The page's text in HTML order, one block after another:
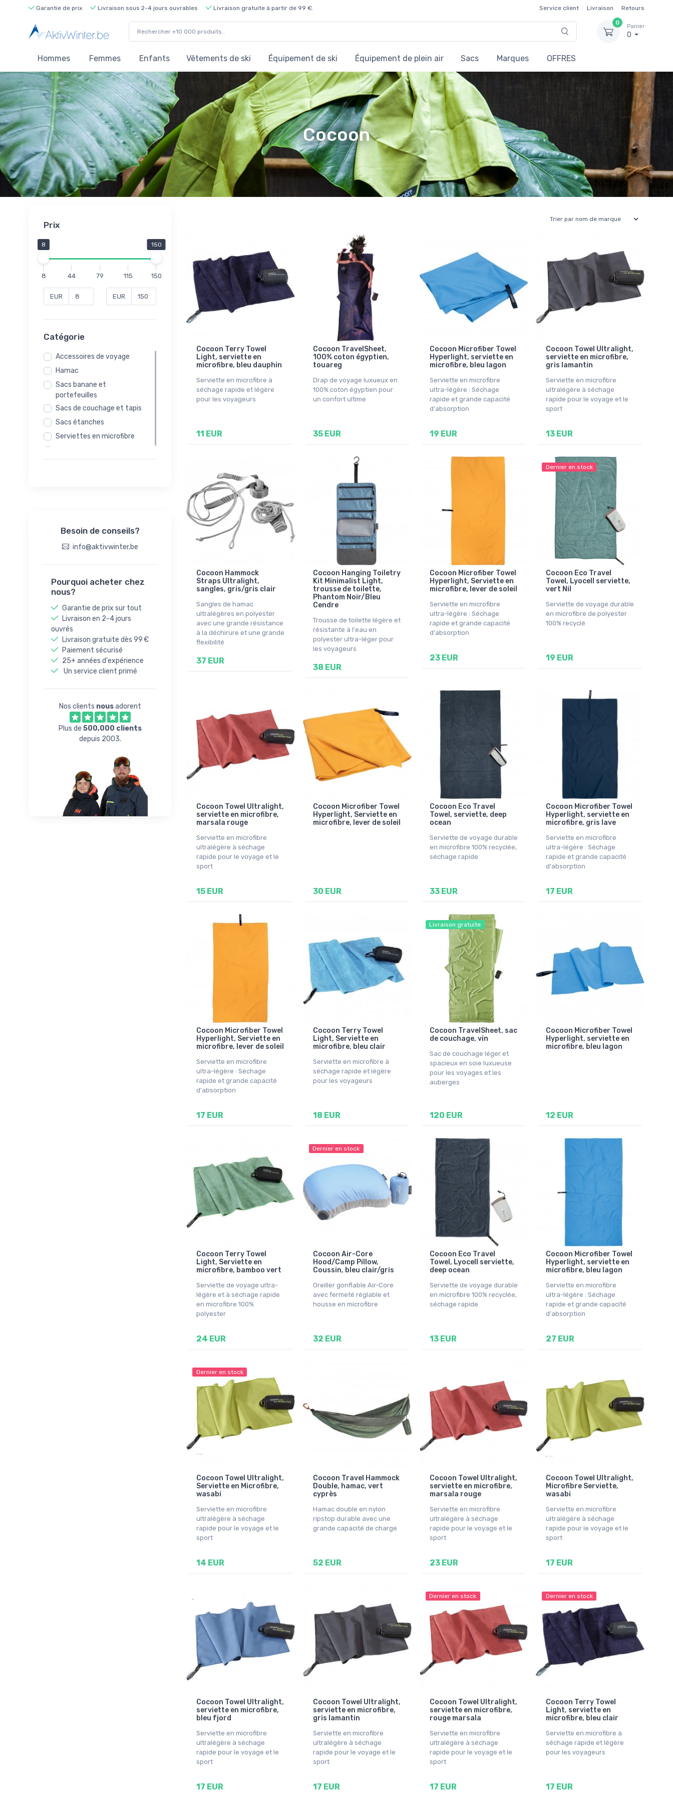
Garantie de prix Livraison sous 2-4 jours ouvrables Livraison gratuite à partir de 99 €. Service client Livraison Retours
0
Panier
0
Hommes Femmes Enfants Vêtements de ski Équipement de ski Équipement de plein air Sacs Marques OFFRES
Cocoon
Prix
8 150
8 44 79 115 150
EUR EUR
Catégorie
Accessoires de voyage
Hamac
Sacs banane et
portefeuilles
Sacs de couchage et tapis
Sacs étanches
Serviettes en microfibre
Besoin de conseils?
info@aktivwinter.be
Pourquoi acheter chez
nous?
Garantie de prix sur tout
Livraison en 2-4 jours
ouvrés
Livraison gratuite dès 99 €
Paiement sécurisé
25+ années d'expérience
Un service client primé
Nos clients nousadorent
Plus de 500,000 clients
depuis 2003.
Cocoon Terry Towel
Light, serviette en
microfibre, bleu dauphin
Serviette en microfibre à
séchage rapide et légère
pour les voyageurs
11 EUR
Cocoon TravelSheet,
100% coton égyptien,
touareg
Drap de voyage luxueux en
100% coton égyptien pour
un confort ultime
35 EUR
Cocoon Microfiber Towel
Hyperlight, serviette en
microfibre, bleu lagon
Serviette en microfibre
ultra-légère : Séchage
rapide et grande capacité
d'absorption
19 EUR
Cocoon Towel Ultralight,
serviette en microfibre,
gris lamantin
Serviette en microfibre
ultralégère à séchage
rapide pour le voyage et le
sport
13 EUR
Cocoon Hammock
Straps Ultralight,
sangles, gris/gris clair
Sangles de hamac
ultralégères en polyester
avec une grande résistance
à la déchirure et une grande
flexibilité
37 EUR
Cocoon Hanging Toiletry
Kit Minimalist Light,
trousse de toilette,
Phantom Noir/Bleu
Cendre
Trousse de toilette légère et
résistante à l'eau en
polyester ultra-léger pour
les voyageurs
38 EUR
Cocoon Microfiber Towel
Hyperlight, Serviette en
microfibre, lever de soleil
Serviette en microfibre
ultra-légère : Séchage
rapide et grande capacité
d'absorption
23 EUR
Dernier en stock
Cocoon Eco Travel
Towel, Lyocell serviette,
vert Nil
Serviette de voyage durable
en microfibre de polyester
100% recyclé
19 EUR
Cocoon Towel Ultralight,
serviette en microfibre,
marsala rouge
Serviette en microfibre
ultralégère à séchage
rapide pour le voyage et le
sport
15 EUR
Cocoon Microfiber Towel
Hyperlight, Serviette en
microfibre, lever de soleil
30 EUR
Cocoon Eco Travel
Towel, serviette, deep
ocean
Serviette de voyage durable
en microfibre 100% recyclée,
séchage rapide
33 EUR
Cocoon Microfiber Towel
Hyperlight, serviette en
microfibre, gris lave
Serviette en microfibre
ultra-légère : Séchage
rapide et grande capacité
d'absorption
17 EUR
Cocoon Microfiber Towel
Hyperlight, Serviette en
microfibre, lever de soleil
Serviette en microfibre
ultra-légère : Séchage
rapide et grande capacité
d'absorption
17 EUR
Cocoon Terry Towel
Light, Serviette en
microfibre, bleu clair
Serviette en microfibre à
séchage rapide et légère
pour les voyageurs
18 EUR
Livraison gratuite
Cocoon TravelSheet, sac
de couchage, vin
Sac de couchage léger et
spacieux en soie luxueuse
pour les voyages et les
auberges
120 EUR
Cocoon Microfiber Towel
Hyperlight, serviette en
microfibre, bleu lagon
12 EUR
Cocoon Terry Towel
Light, Serviette en
microfibre, bamboo vert
Serviette de voyage ultra-
légère et à séchage rapide
en microfibre 100%
polyester
24 EUR
Dernier en stock
Cocoon Air-Core
Hood/Camp Pillow,
Coussin, bleu clair/gris
Oreiller gonflable Air-Core
avec fermeté réglable et
housse en microfibre
32 EUR
Cocoon Eco Travel
Towel, Lyocell serviette,
deep ocean
Serviette de voyage durable
en microfibre 100% recyclée,
séchage rapide
13 EUR
Cocoon Microfiber Towel
Hyperlight, serviette en
microfibre, bleu lagon
Serviette en microfibre
ultra-légère : Séchage
rapide et grande capacité
d'absorption
27 EUR
Dernier en stock
Cocoon Towel Ultralight,
Serviette en Microfibre,
wasabi
Serviette en microfibre
ultralégère à séchage
rapide pour le voyage et le
sport
14 EUR
Cocoon Travel Hammock
Double, hamac, vert
cyprès
Hamac double en nylon
ripstop durable avec une
grande capacité de charge
52 EUR
Cocoon Towel Ultralight,
serviette en microfibre,
marsala rouge
Serviette en microfibre
ultralégère à séchage
rapide pour le voyage et le
sport
23 EUR
Cocoon Towel Ultralight,
Microfibre Serviette,
wasabi
Serviette en microfibre
ultralégère à séchage
rapide pour le voyage et le
sport
17 EUR
Cocoon Towel Ultralight,
serviette en microfibre,
bleu fjord
Serviette en microfibre
ultralégère à séchage
rapide pour le voyage et le
sport
17 EUR
Cocoon Towel Ultralight,
serviette en microfibre,
gris lamantin
Serviette en microfibre
ultralégère à séchage
rapide pour le voyage et le
sport
17 EUR
Dernier en stock
Cocoon Towel Ultralight,
serviette en microfibre,
rouge marsala
Serviette en microfibre
ultralégère à séchage
rapide pour le voyage et le
sport
17 EUR
Dernier en stock
Cocoon Terry Towel
Light, serviette en
microfibre, bleu clair
Serviette en microfibre à
séchage rapide et légère
pour les voyageurs
17 EUR